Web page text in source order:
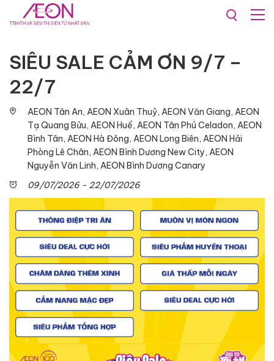
Khuyến mãi & Sự kiện
SIÊU SALE CẢM ƠN 9/7 –
22/7
AEON Tân An, AEON Xuân Thuỷ, AEON Văn Giang, AEON
Tạ Quang Bửu, AEON Huế, AEON Tân Phú Celadon, AEON
Bình Tân, AEON Hà Đông, AEON Long Biên, AEON Hải
Phòng Lê Chân, AEON Bình Dương New City, AEON
Nguyễn Văn Linh, AEON Bình Dương Canary
09/07/2026 - 22/07/2026